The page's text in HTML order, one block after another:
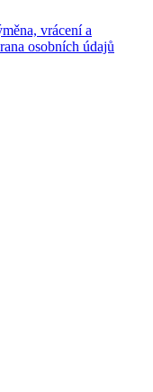
vrácení a
osobních údajů